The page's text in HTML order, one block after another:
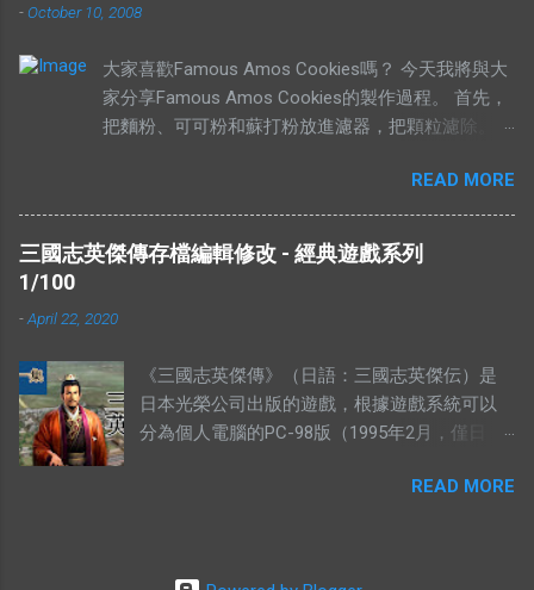
西。可是有些解釋把“有價無市”的“價”，解釋為
價無市就是說有人願意出高價，卻沒有供
應。”如果按照這個邏輯，“有市無價”就等於有
供應，卻無高價。如果是這樣解釋的話，就不
需求高過供應，或者供應低過需求。從經濟學
的角度去看，貨物在供應充足的情況下，價格
是不應該上揚的。（獨特的馬來西亞經常會有
例子是：一個地方的二手屋很好大家都想買，
可是住在那的人都不想賣。你有見過搶手的貨
物，沒有供應的嗎？ 2012年9月，侯志強（上水
鄉委會主席，北區區議員）曾說過一句話：“你
畀夠錢我，祠堂都可以畀咗你。”身為華人，我
-October 10, 2008
大家喜歡Famous Amos Cookies嗎？ 今天我將與大
家分享Famous Amos Cookies的製作過程。 首先，
把麵粉、可可粉和蘇打粉放進濾器，把顆粒濾除。
（Walnut），攪拌均勻，放在一旁待用。 在另外一
個盤裡，放入菜油、白糖、黃糖和鹽。 用攪拌器把
材料攪拌均勻。攪拌的時候要注意，攪拌器一定要順
時鐘旋轉。 加入香精，繼續攪拌。 加入雞蛋，繼續
前的面紛混合物。 攪拌五分鐘，或者直到麵糰有一
烤箱裡烤。時間的長短，需要視餅乾的大小的定。像
一下的大小，時間需要比較長。 像下面這個形狀，
需要的時間比較短。 這個就是完成品，希望妳們會
喜歡。 由於這個曲奇的食譜是商業機密（我母親每
年都有做來賣），所以我不方便在這裡公開。有興趣
上這些我親手製作的禮物給妳。唯有送上我最真誠的
READ MORE
三國志英傑傳存檔編輯修改 - 經典遊戲系列
1/100
-April 22, 2020
《三國志英傑傳》（日語：三國志英傑伝）是
日本光榮公司出版的遊戲，根據遊戲系統可以
分為個人電腦的PC-98版（1995年2月，僅日
SFC版、PS版、SS版、及隨後的GBA版兩類。
MSAVE4.R3S。 存檔可以用Hex Editor編輯。
READ MORE